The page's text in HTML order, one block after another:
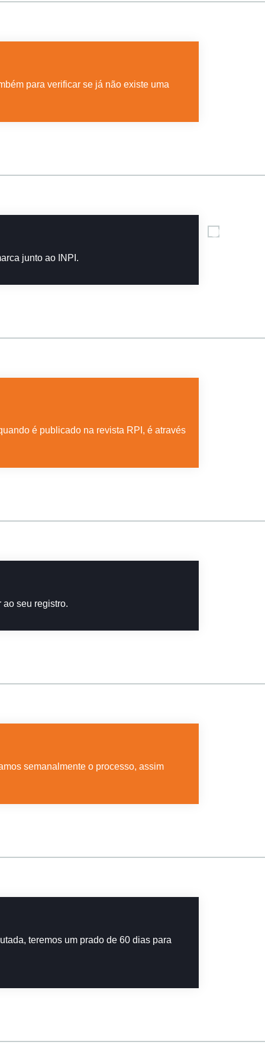
para verificar se já não existe uma
junto ao INPI.
é publicado na revista RPI, é através
seu registro.
semanalmente o processo, assim
teremos um prado de 60 dias para